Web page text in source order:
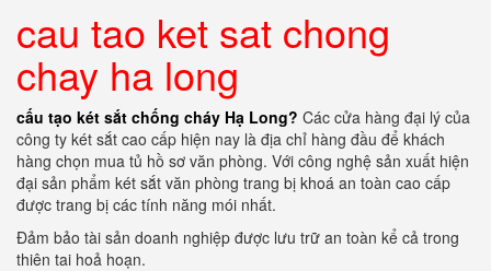
cau tao ket sat chong
chay ha long
cấu tạo két sắt chống cháy Hạ Long? Các cửa hàng đại lý của
công ty két sắt cao cấp hiện nay là địa chỉ hàng đầu để khách
hàng chọn mua tủ hồ sơ văn phòng. Với công nghệ sản xuất hiện
đại sản phẩm két sắt văn phòng trang bị khoá an toàn cao cấp
được trang bị các tính năng mói nhất.
Đảm bảo tài sản doanh nghiệp được lưu trữ an toàn kể cả trong
thiên tai hoả hoạn.